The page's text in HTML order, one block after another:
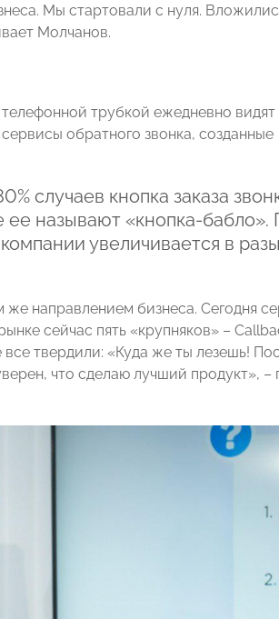
Мы стартовали с нуля.
Молчанов.
трубкой ежедневно видят
обратного звонка, созданные
случаев кнопка заказа
называют «кнопка-бабло».
увеличивается в
направлением бизнеса. Сегодня
сейчас пять «крупняков» –
твердили: «Куда же ты лезешь!
что сделаю лучший продукт», –